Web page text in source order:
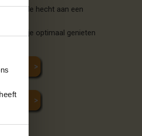
waarde hecht aan een
kun je optimaal genieten